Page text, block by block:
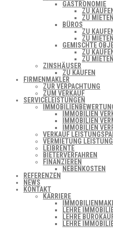
GASTRONOMIE
ZU KAUFEN
ZU MIETEN
BÜROS
ZU KAUFEN
ZU MIETEN
GEMISCHTE
ZU KAUFEN
ZU MIETEN
ZINSHÄUSER
ZU KAUFEN
FIRMENMAKLER
ZUR VERPACHTUNG
ZUM VERKAUF
SERVICELEISTUNGEN
IMMOBILIEN
IMMOBILIEN
IMMOBILIEN
VERKAUF
VERMIETUNG
LEIBRENTE
BIETERVERFAHREN
FINANZIEREN
NEBENKOSTEN
REFERENZEN
NEWS
KONTAKT
KARRIERE
LEHRE
LEHRE
LEHRE